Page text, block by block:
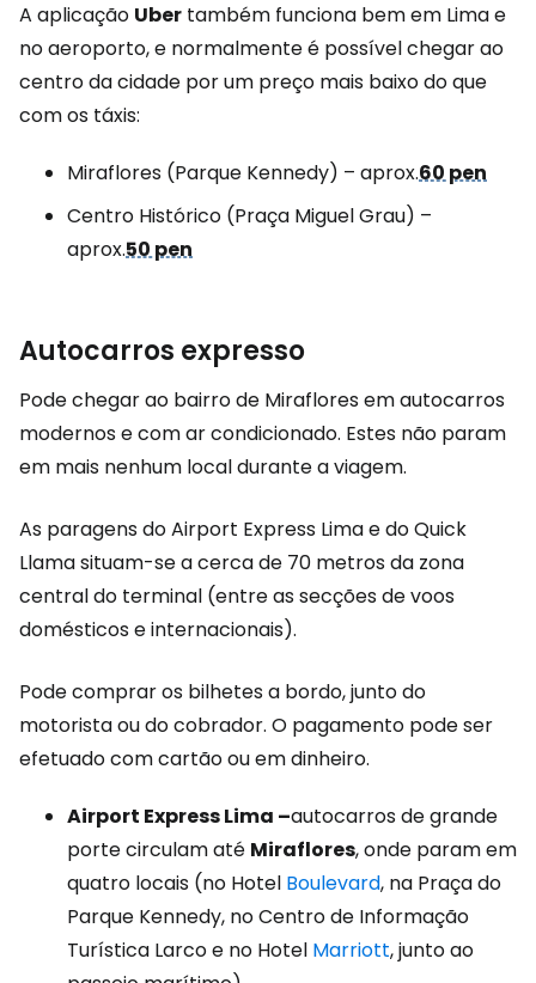
A aplicação Uber também funciona bem em Lima e
no aeroporto, e normalmente é possível chegar ao
centro da cidade por um preço mais baixo do que
com os táxis:
Miraflores (Parque Kennedy) – aprox.60 pen
Centro Histórico (Praça Miguel Grau) –
aprox.50 pen
Autocarros expresso
Pode chegar ao bairro de Miraflores em autocarros
modernos e com ar condicionado. Estes não param
em mais nenhum local durante a viagem.
As paragens do Airport Express Lima e do Quick
Llama situam-se a cerca de 70 metros da zona
central do terminal (entre as secções de voos
domésticos e internacionais).
Pode comprar os bilhetes a bordo, junto do
motorista ou do cobrador. O pagamento pode ser
efetuado com cartão ou em dinheiro.
Airport Express Lima –autocarros de grande
porte circulam até Miraflores, onde param em
quatro locais (no Hotel Boulevard, na Praça do
Parque Kennedy, no Centro de Informação
Turística Larco e no Hotel Marriott, junto ao